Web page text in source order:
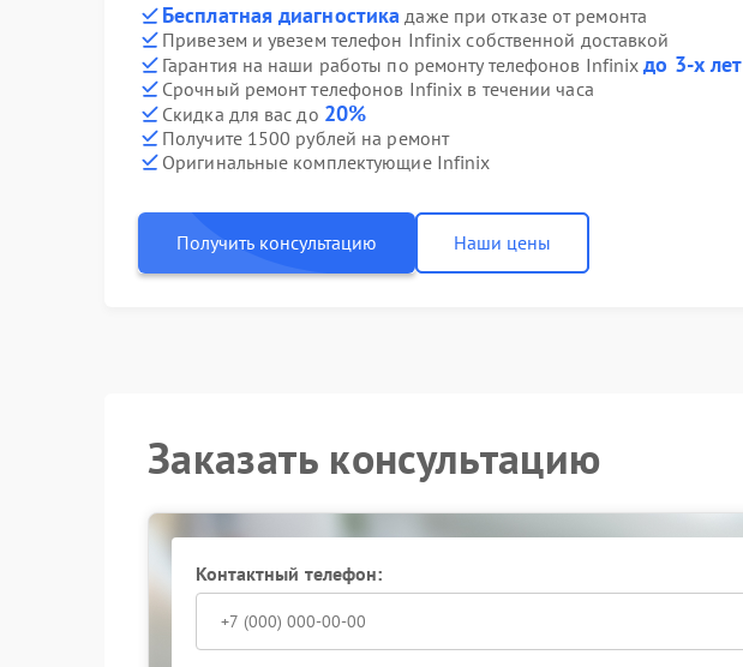
Бесплатная диагностика даже при отказе от ремонта
Привезем и увезем телефон Infinix собственной доставкой
Гарантия на наши работы по ремонту телефонов Infinixдо 3-х лет
Срочный ремонт телефонов Infinix в течении часа
Скидка для вас до 20%
Получите 1500 рублей на ремонт
Оригинальные комплектующие Infinix
Получить консультацию Наши цены
Заказать консультацию
Контактный телефон: